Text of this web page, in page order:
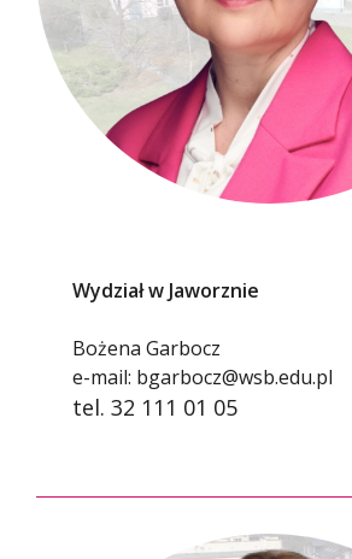
Wydział w Jaworznie
Bożena Garbocz
e-mail: bgarbocz@wsb.edu.pl
tel. 32 111 01 05